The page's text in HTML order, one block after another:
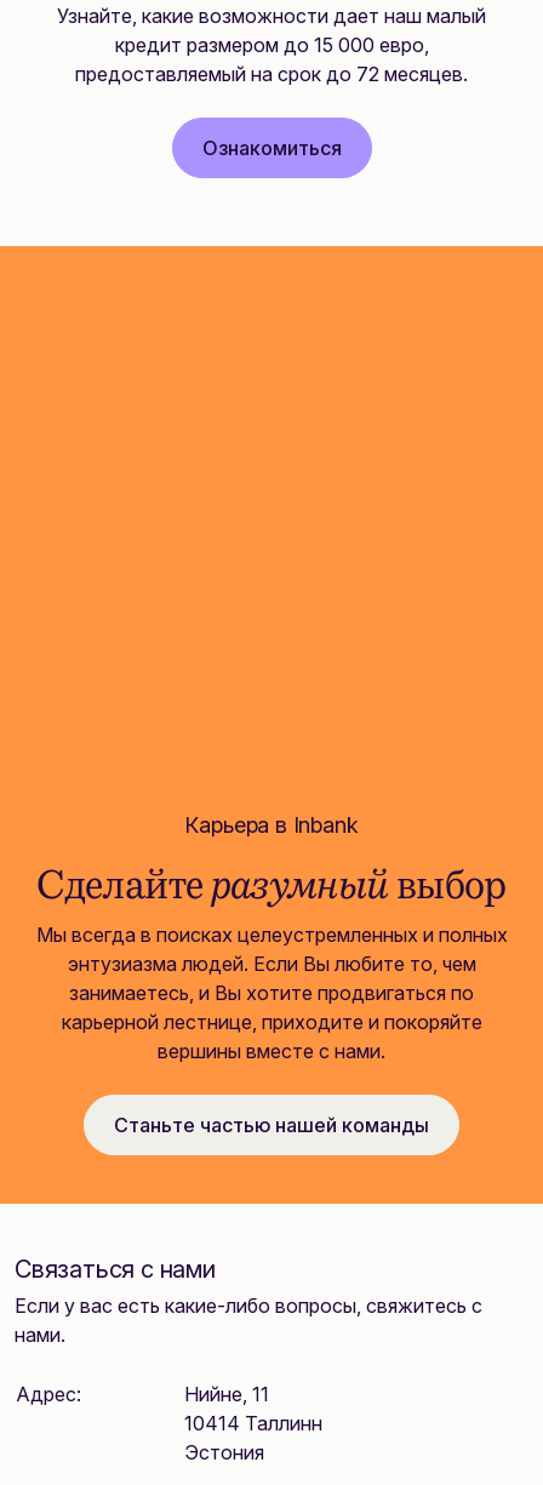
Узнайте, какие возможности дает наш малый
кредит размером до 15 000 евро,
предоставляемый на срок до 72 месяцев.
Ознакомиться
Карьера в Inbank
Сделайте разумныйвыбор
Мы всегда в поисках целеустремленных и полных
энтузиазма людей. Если Вы любите то, чем
занимаетесь, и Вы хотите продвигаться по
карьерной лестнице, приходите и покоряйте
вершины вместе с нами.
Станьте частью нашей команды
Связаться с нами
Если у вас есть какие-либо вопросы, свяжитесь с
нами.
Адрес:
Нийне, 11
10414 Таллинн
Эстония